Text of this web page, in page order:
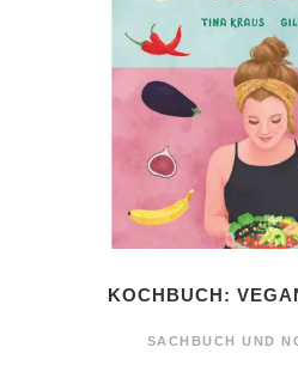
KOCHBUCH:
SACHBUCH UND